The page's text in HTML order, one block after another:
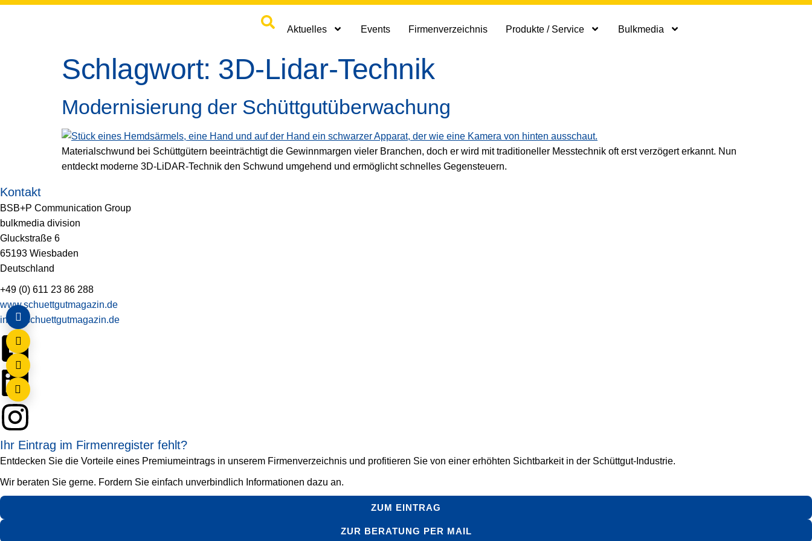
Aktuelles
Events Firmenverzeichnis Produkte / Service Bulkmedia
Schlagwort: 3D-Lidar-Technik
Modernisierung der Schüttgutüberwachung
Materialschwund bei Schüttgütern beeinträchtigt die Gewinnmargen vieler Branchen, doch er wird mit traditioneller Messtechnik oft erst verzögert erkannt. Nun
entdeckt moderne 3D-LiDAR-Technik den Schwund umgehend und ermöglicht schnelles Gegensteuern.
Kontakt
BSB+P Communication Group
bulkmedia division
Gluckstraße 6
65193 Wiesbaden
Deutschland
+49 (0) 611 23 86 288
www.schuettgutmagazin.de
info@schuettgutmagazin.de
Ihr Eintrag im Firmenregister fehlt?
Entdecken Sie die Vorteile eines Premiumeintrags in unserem Firmenverzeichnis und profitieren Sie von einer erhöhten Sichtbarkeit in der Schüttgut-Industrie.
Wir beraten Sie gerne. Fordern Sie einfach unverbindlich Informationen dazu an.
ZUM EINTRAG
ZUR BERATUNG PER MAIL